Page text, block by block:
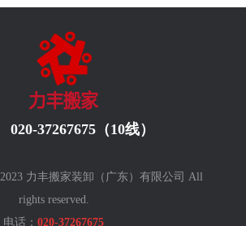
020-37267675（10线）
力丰搬家装卸（广东）有限公司 All
rights reserved.
电话：020-37267675